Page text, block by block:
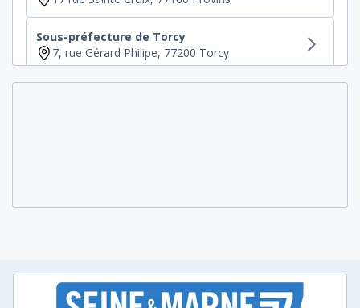
Sous-préfecture de Torcy
7, rue Gérard Philipe, 77200 Torcy